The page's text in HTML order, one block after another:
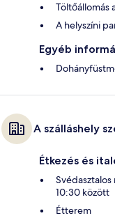
Töltőállomás
A helyszíni
Egyéb
A szálláshely
Étkezés és
10:30 között
Étterem